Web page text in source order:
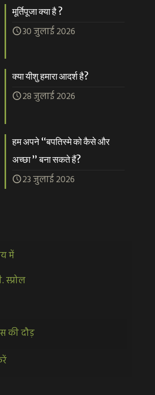
मूर्तिपूजा क्या है ?
30 जुलाई 2026
क्या यीशु हमारा आदर्श है?
28 जुलाई 2026
हम अपने “बपतिस्मे को कैसे और
अच्छा ” बना सकते हैं?
23 जुलाई 2026
में
स्प्रोल
की दौड़